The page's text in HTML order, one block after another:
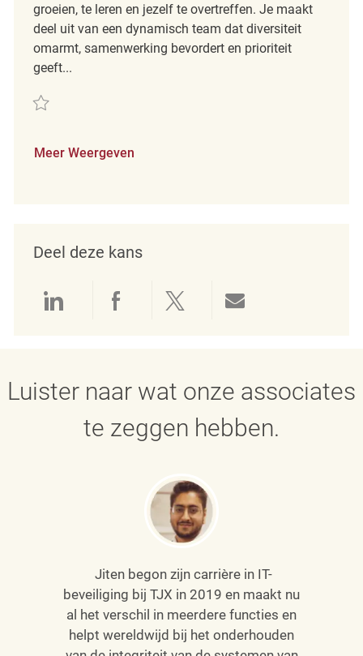
groeien, te leren en jezelf te overtreffen. Je maakt
deel uit van een dynamisch team dat diversiteit
omarmt, samenwerking bevordert en prioriteit
geeft...
Redden Cleaning Associate REQ138707
Meer Weergeven
Deel deze kans
Delen via LinkedIn
Delen via Facebook
Delen via twitter
Luister naar wat onze associates
te zeggen hebben.
Jiten begon zijn carrière in IT-
beveiliging bij TJX in 2019 en maakt nu
al het verschil in meerdere functies en
helpt wereldwijd bij het onderhouden